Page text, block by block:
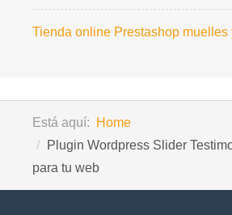
Tienda online Prestashop muelles
Está aquí:
Home
Plugin Wordpress Slider
para tu web